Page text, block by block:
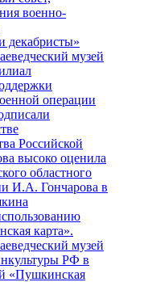
военно-
декабристы»
музей
операции
Российской
высоко оценила
областного
И.А. Гончарова в
карта».
музей
РФ в
«Пушкинская